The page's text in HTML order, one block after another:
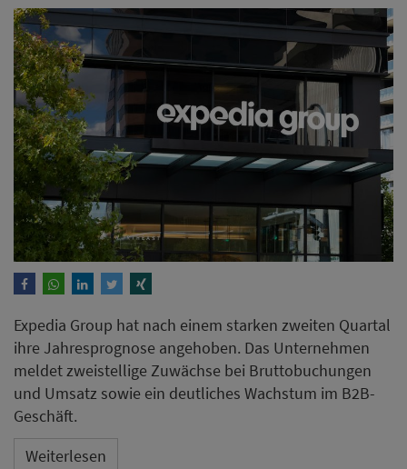
Expedia Group hat nach einem starken zweiten Quartal
ihre Jahresprognose angehoben. Das Unternehmen
meldet zweistellige Zuwächse bei Bruttobuchungen
und Umsatz sowie ein deutliches Wachstum im B2B-
Geschäft.
Weiterlesen